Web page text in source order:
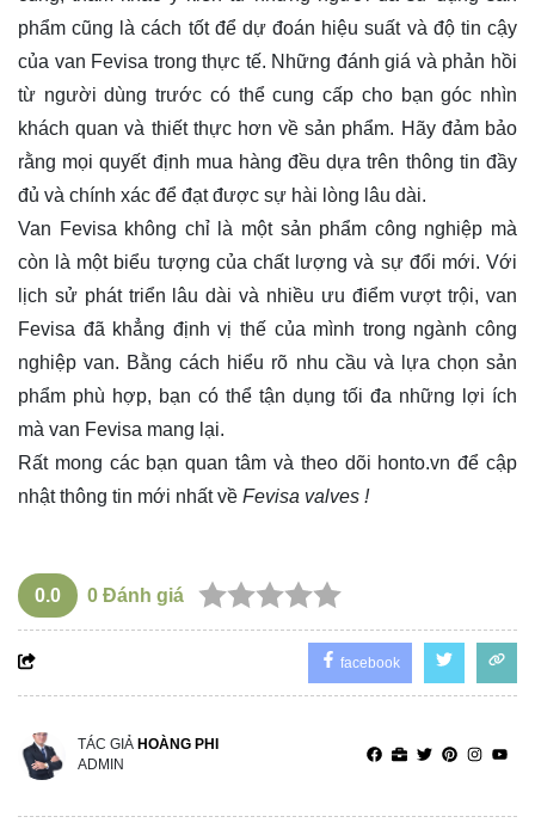
phẩm cũng là cách tốt để dự đoán hiệu suất và độ tin cậy
của van Fevisa trong thực tế. Những đánh giá và phản hồi
từ người dùng trước có thể cung cấp cho bạn góc nhìn
khách quan và thiết thực hơn về sản phẩm. Hãy đảm bảo
rằng mọi quyết định mua hàng đều dựa trên thông tin đầy
đủ và chính xác để đạt được sự hài lòng lâu dài.
Van Fevisa không chỉ là một sản phẩm công nghiệp mà
còn là một biểu tượng của chất lượng và sự đổi mới. Với
lịch sử phát triển lâu dài và nhiều ưu điểm vượt trội, van
Fevisa đã khẳng định vị thế của mình trong ngành công
nghiệp van. Bằng cách hiểu rõ nhu cầu và lựa chọn sản
phẩm phù hợp, bạn có thể tận dụng tối đa những lợi ích
mà van Fevisa mang lại.
Rất mong các bạn quan tâm và theo dõi honto.vn để cập
nhật thông tin mới nhất về Fevisa valves !
0.0 0 Đánh giá
facebook
TÁC GIẢ HOÀNG PHI
ADMIN